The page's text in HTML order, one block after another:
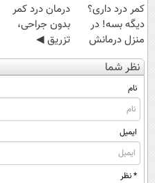
کمر درد داری؟
دیگه بسه! در
منزل درمانش
کن
(◀پرسش‌نامه)
درمان درد کمر
بدون جراحی،
تزریق ◀
پرسش‌نامه رو پر
نظر شما
نام
ایمیل
* نظر